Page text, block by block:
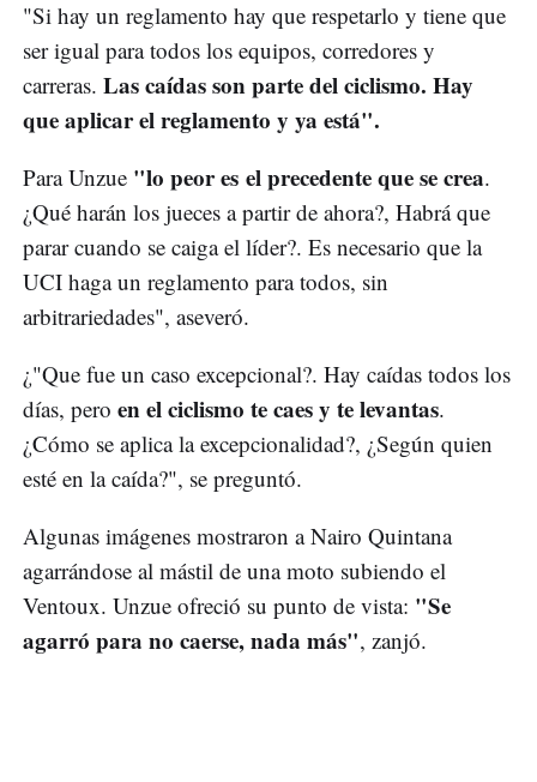
"Si hay un reglamento hay que respetarlo y tiene que
ser igual para todos los equipos, corredores y
carreras. Las caídas son parte del ciclismo. Hay
que aplicar el reglamento y ya está".
Para Unzue "lo peor es el precedente que se crea.
¿Qué harán los jueces a partir de ahora?, Habrá que
parar cuando se caiga el líder?. Es necesario que la
UCI haga un reglamento para todos, sin
arbitrariedades", aseveró.
¿"Que fue un caso excepcional?. Hay caídas todos los
días, pero en el ciclismo te caes y te levantas.
¿Cómo se aplica la excepcionalidad?, ¿Según quien
esté en la caída?", se preguntó.
Algunas imágenes mostraron a Nairo Quintana
agarrándose al mástil de una moto subiendo el
Ventoux. Unzue ofreció su punto de vista: "Se
agarró para no caerse, nada más", zanjó.